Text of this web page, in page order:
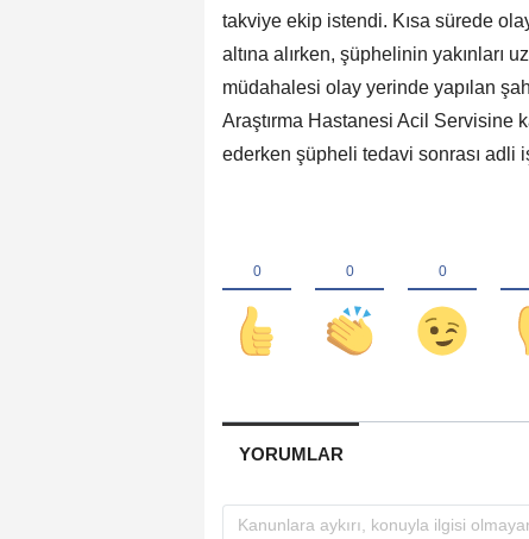
takviye ekip istendi. Kısa sürede
altına alırken, şüphelinin yakınları
müdahalesi olay yerinde yapılan
Araştırma Hastanesi Acil Servisine
ederken şüpheli tedavi sonrası adli
YORUMLAR